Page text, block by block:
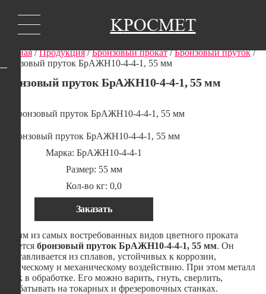
KРОСМЕТ
Главная/Продукция/Бронзовый прокат/Бронзовый пруток/
Бронзовый пруток БрАЖН10-4-4-1, 55 мм
Бронзовый пруток БрАЖН10-4-4-1, 55 мм
Бронзовый пруток БрАЖН10-4-4-1, 55 мм
Марка: БрАЖН10-4-4-1
Размер: 55 мм
Кол-во кг: 0,0
Заказать
Одним из самых востребованных видов цветного проката
является бронзовый пруток БрАЖН10-4-4-1, 55 мм. Он
изготавливается из сплавов, устойчивых к коррозии,
химическому и механическому воздействию. При этом металл
легок в обработке. Его можно варить, гнуть, сверлить,
обрабатывать на токарных и фрезеровочных станках.